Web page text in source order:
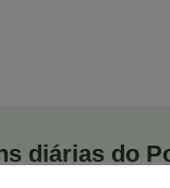
diárias do